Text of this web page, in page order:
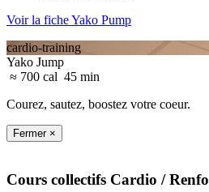
Voir la fiche Yako Pump
cardio-training
Yako Jump
≈ 700 cal 45 min
Courez, sautez, boostez votre coeur.
Fermer ×
Cours collectifs Cardio / Renfo